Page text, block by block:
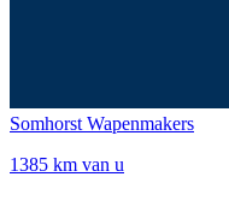
Somhorst Wapenmakers
1385 km van u